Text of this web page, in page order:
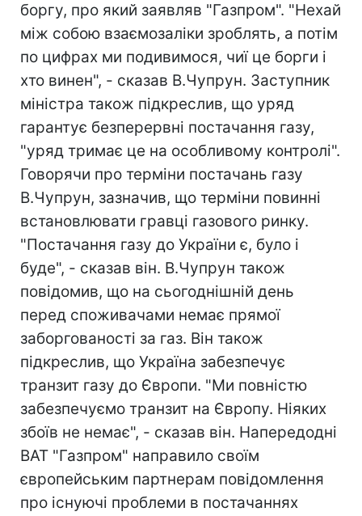
боргу, про який заявляв "Газпром". "Нехай
між собою взаємозаліки зроблять, а потім
по цифрах ми подивимося, чиї це борги і
хто винен", - сказав В.Чупрун. Заступник
міністра також підкреслив, що уряд
гарантує безперервні постачання газу,
"уряд тримає це на особливому контролі".
Говорячи про терміни постачань газу
В.Чупрун, зазначив, що терміни повинні
встановлювати гравці газового ринку.
"Постачання газу до України є, було і
буде", - сказав він. В.Чупрун також
повідомив, що на сьогоднішній день
перед споживачами немає прямої
заборгованості за газ. Він також
підкреслив, що Україна забезпечує
транзит газу до Європи. "Ми повністю
забезпечуємо транзит на Європу. Ніяких
збоїв не немає", - сказав він. Напередодні
ВАТ "Газпром" направило своїм
європейським партнерам повідомлення
про існуючі проблеми в постачаннях